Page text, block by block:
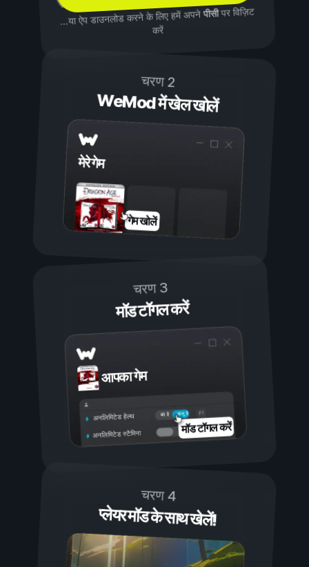
...या ऐप डाउनलोड करने के लिए हमें अपनेपीसीपर विज़िट
करें
चरण 2
WeMod में खेल खोलें
मेरे गेम
गेम खोलें
चरण 3
मॉड टॉगल करें
आपका गेम
चालू है
बंद है
अनलिमिटेड हेल्थ
अनलिमिटेड स्टैमिना मॉड टॉगल करें
चरण 4
प्लेयर मॉड के साथ खेलें!